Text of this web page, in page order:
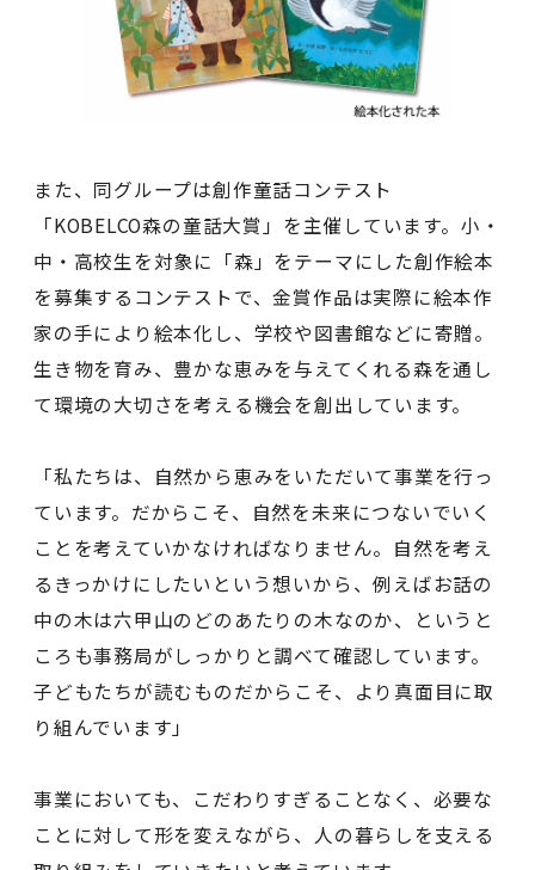
また、同グループは創作童話コンテスト
「KOBELCO森の童話大賞」を主催しています。小・
中・高校生を対象に「森」をテーマにした創作絵本
を募集するコンテストで、金賞作品は実際に絵本作
家の手により絵本化し、学校や図書館などに寄贈。
生き物を育み、豊かな恵みを与えてくれる森を通し
て環境の大切さを考える機会を創出しています。
「私たちは、自然から恵みをいただいて事業を行っ
ています。だからこそ、自然を未来につないでいく
ことを考えていかなければなりません。自然を考え
るきっかけにしたいという想いから、例えばお話の
中の木は六甲山のどのあたりの木なのか、というと
ころも事務局がしっかりと調べて確認しています。
子どもたちが読むものだからこそ、より真面目に取
り組んでいます」
事業においても、こだわりすぎることなく、必要な
ことに対して形を変えながら、人の暮らしを支える